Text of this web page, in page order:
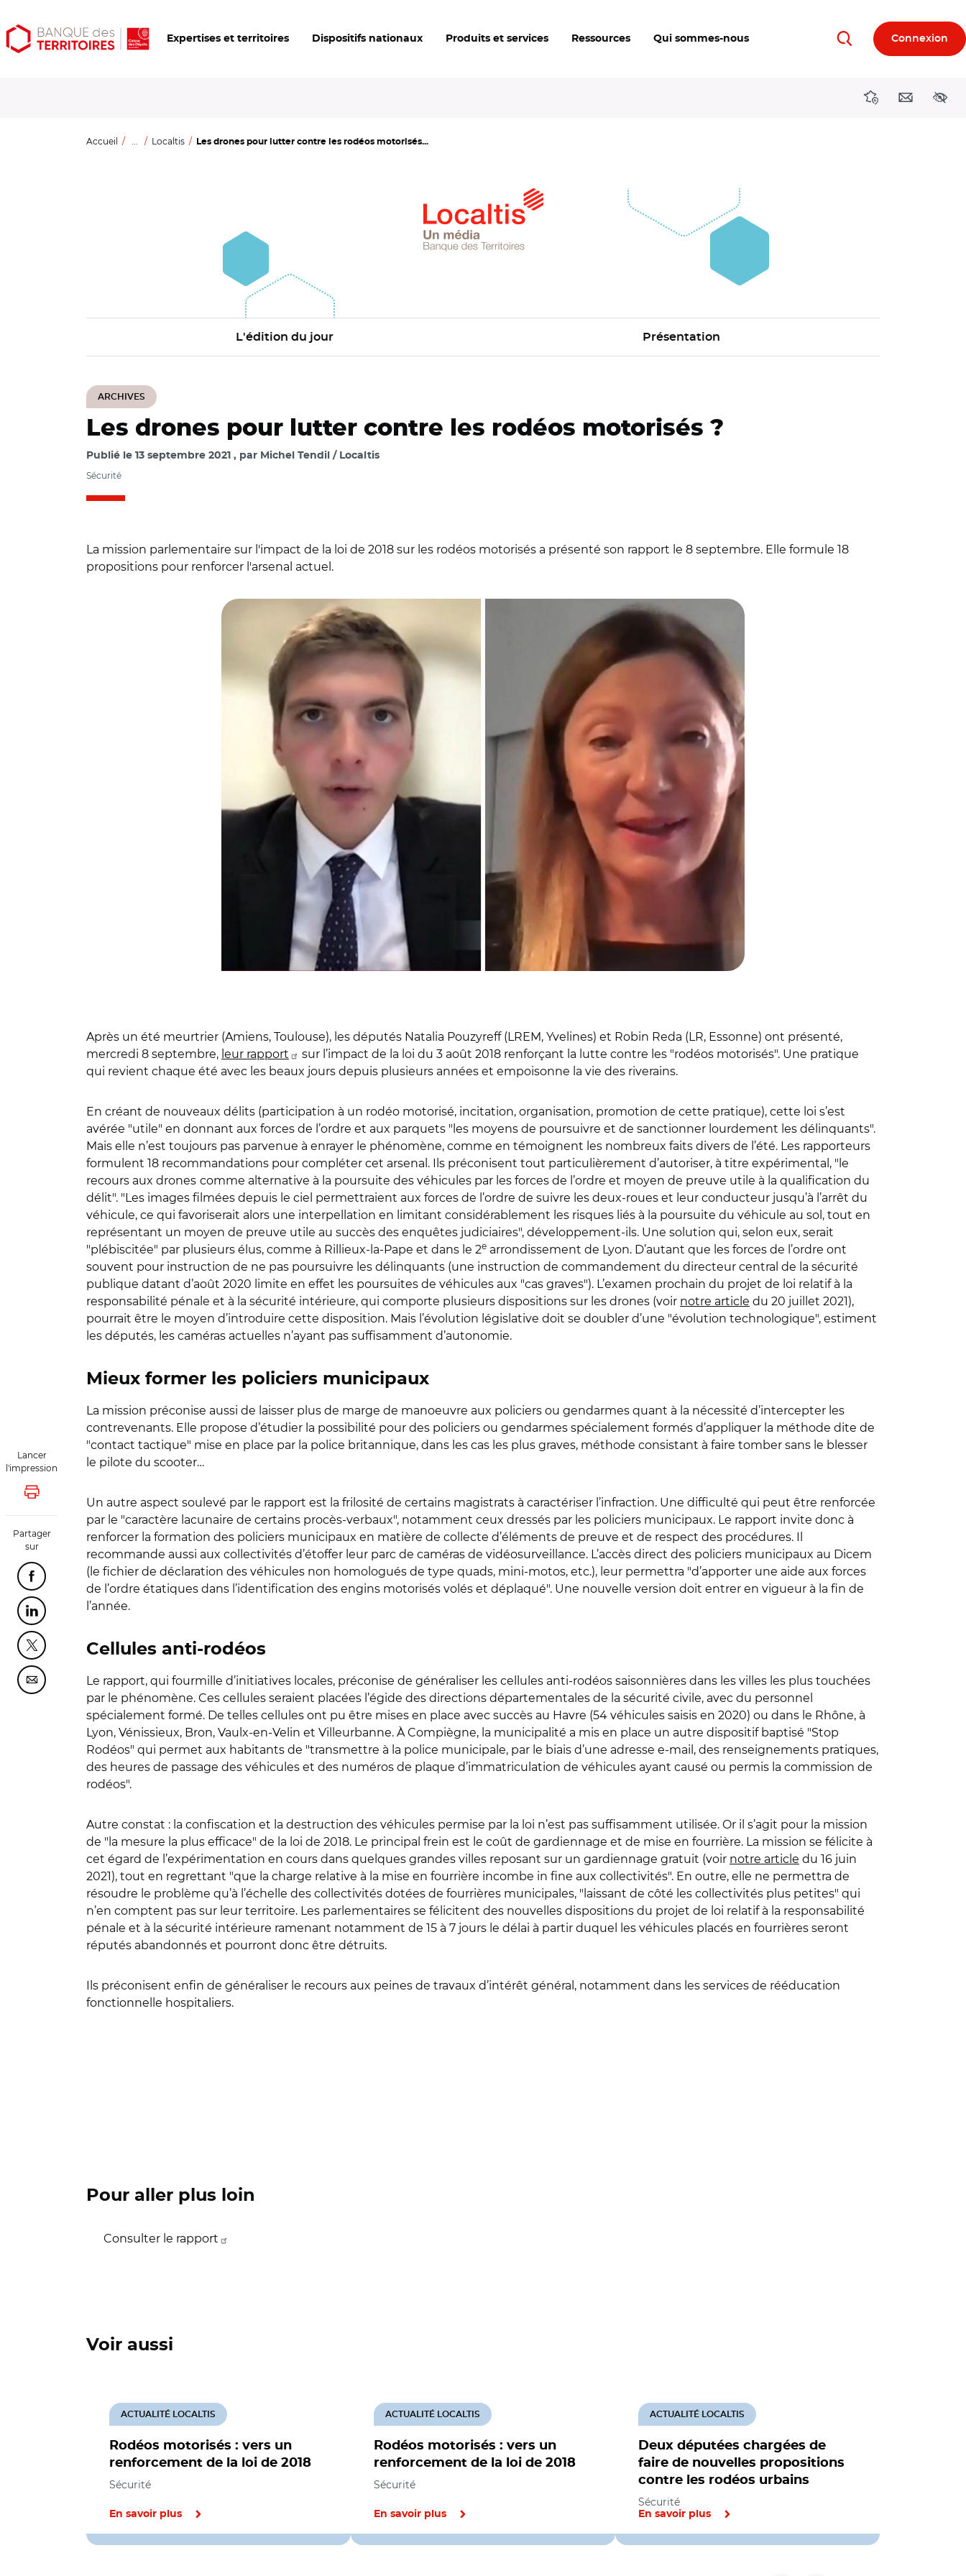
Aller
au
Aller
au
Ouvrir
les
Expertises et territoires Dispositifs nationaux Produits et services Ressources Qui sommes-nous RechercherConnexion
DirectionsContact
Accueil ... Localtis Les drones pour lutter contre les rodéos motorisés...
L'édition du jour Présentation
ARCHIVES
Lancer
l'impression
Lancer l'impression
Partager
sur
Partager cette page sur Facebook
Partager cette page sur Linkedin
Partager cette page sur Twitter
Partager cette page sur Courriel
Les drones pour lutter contre les rodéos motorisés ?
Publié le 13 septembre 2021 par Michel Tendil / Localtis
Sécurité
La mission parlementaire sur l'impact de la loi de 2018 sur les rodéos motorisés a présenté son rapport le 8 septembre. Elle formule 18
propositions pour renforcer l'arsenal actuel.© Capture vidéo Assemblée nationale/ Robin Reda et Natalia Pouzyreff devant la commission des lois
Après un été meurtrier (Amiens, Toulouse), les députés Natalia Pouzyreff (LREM, Yvelines) et Robin Reda (LR, Essonne) ont présenté,
mercredi 8 septembre, leur rapport
sur l’impact de la loi du 3 août 2018 renforçant la lutte contre les "rodéos motorisés". Une pratique
qui revient chaque été avec les beaux jours depuis plusieurs années et empoisonne la vie des riverains.
En créant de nouveaux délits (participation à un rodéo motorisé, incitation, organisation, promotion de cette pratique), cette loi s’est
avérée "utile" en donnant aux forces de l’ordre et aux parquets "les moyens de poursuivre et de sanctionner lourdement les délinquants".
Mais elle n’est toujours pas parvenue à enrayer le phénomène, comme en témoignent les nombreux faits divers de l’été. Les rapporteurs
formulent 18 recommandations pour compléter cet arsenal. Ils préconisent tout particulièrement d’autoriser, à titre expérimental, "le
recours aux drones comme alternative à la poursuite des véhicules par les forces de l’ordre et moyen de preuve utile à la qualification du
délit". "Les images filmées depuis le ciel permettraient aux forces de l’ordre de suivre les deux-roues et leur conducteur jusqu’à l’arrêt du
véhicule, ce qui favoriserait alors une interpellation en limitant considérablement les risques liés à la poursuite du véhicule au sol, tout en
représentant un moyen de preuve utile au succès des enquêtes judiciaires", développement-ils. Une solution qui, selon eux, serait
"plébiscitée" par plusieurs élus, comme à Rillieux-la-Pape et dans le 2e arrondissement de Lyon. D’autant que les forces de l’ordre ont
souvent pour instruction de ne pas poursuivre les délinquants (une instruction de commandement du directeur central de la sécurité
publique datant d’août 2020 limite en effet les poursuites de véhicules aux "cas graves"). L’examen prochain du projet de loi relatif à la
responsabilité pénale et à la sécurité intérieure, qui comporte plusieurs dispositions sur les drones (voir notre article du 20 juillet 2021),
pourrait être le moyen d’introduire cette disposition. Mais l’évolution législative doit se doubler d’une "évolution technologique", estiment
les députés, les caméras actuelles n’ayant pas suffisamment d’autonomie.
Mieux former les policiers municipaux
La mission préconise aussi de laisser plus de marge de manoeuvre aux policiers ou gendarmes quant à la nécessité d’intercepter les
contrevenants. Elle propose d’étudier la possibilité pour des policiers ou gendarmes spécialement formés d’appliquer la méthode dite de
"contact tactique" mise en place par la police britannique, dans les cas les plus graves, méthode consistant à faire tomber sans le blesser
le pilote du scooter…
Un autre aspect soulevé par le rapport est la frilosité de certains magistrats à caractériser l’infraction. Une difficulté qui peut être renforcée
par le "caractère lacunaire de certains procès-verbaux", notamment ceux dressés par les policiers municipaux. Le rapport invite donc à
renforcer la formation des policiers municipaux en matière de collecte d’éléments de preuve et de respect des procédures. Il
recommande aussi aux collectivités d’étoffer leur parc de caméras de vidéosurveillance. L’accès direct des policiers municipaux au Dicem
(le fichier de déclaration des véhicules non homologués de type quads, mini-motos, etc.), leur permettra "d’apporter une aide aux forces
de l’ordre étatiques dans l’identification des engins motorisés volés et déplaqué". Une nouvelle version doit entrer en vigueur à la fin de
l’année.
Cellules anti-rodéos
Le rapport, qui fourmille d’initiatives locales, préconise de généraliser les cellules anti-rodéos saisonnières dans les villes les plus touchées
par le phénomène. Ces cellules seraient placées l’égide des directions départementales de la sécurité civile, avec du personnel
spécialement formé. De telles cellules ont pu être mises en place avec succès au Havre (54 véhicules saisis en 2020) ou dans le Rhône, à
Lyon, Vénissieux, Bron, Vaulx-en-Velin et Villeurbanne. À Compiègne, la municipalité a mis en place un autre dispositif baptisé "Stop
Rodéos" qui permet aux habitants de "transmettre à la police municipale, par le biais d’une adresse e-mail, des renseignements pratiques,
des heures de passage des véhicules et des numéros de plaque d’immatriculation de véhicules ayant causé ou permis la commission de
rodéos".
Autre constat : la confiscation et la destruction des véhicules permise par la loi n’est pas suffisamment utilisée. Or il s’agit pour la mission
de "la mesure la plus efficace" de la loi de 2018. Le principal frein est le coût de gardiennage et de mise en fourrière. La mission se félicite à
cet égard de l’expérimentation en cours dans quelques grandes villes reposant sur un gardiennage gratuit (voir notre article du 16 juin
2021), tout en regrettant "que la charge relative à la mise en fourrière incombe in fine aux collectivités". En outre, elle ne permettra de
résoudre le problème qu’à l’échelle des collectivités dotées de fourrières municipales, "laissant de côté les collectivités plus petites" qui
n’en comptent pas sur leur territoire. Les parlementaires se félicitent des nouvelles dispositions du projet de loi relatif à la responsabilité
pénale et à la sécurité intérieure ramenant notamment de 15 à 7 jours le délai à partir duquel les véhicules placés en fourrières seront
réputés abandonnés et pourront donc être détruits.
Ils préconisent enfin de généraliser le recours aux peines de travaux d’intérêt général, notamment dans les services de rééducation
fonctionnelle hospitaliers.
Pour aller plus loin
Consulter le rapport
Voir aussi
Rodéos motorisés : vers un
renforcement de la loi de 2018
ACTUALITÉ LOCALTIS
Sécurité
En savoir plus
Rodéos motorisés : vers un
renforcement de la loi de 2018
ACTUALITÉ LOCALTIS
Sécurité
En savoir plus
Deux députées chargées de
faire de nouvelles propositions
contre les rodéos urbains
ACTUALITÉ LOCALTIS
Sécurité
En savoir plus